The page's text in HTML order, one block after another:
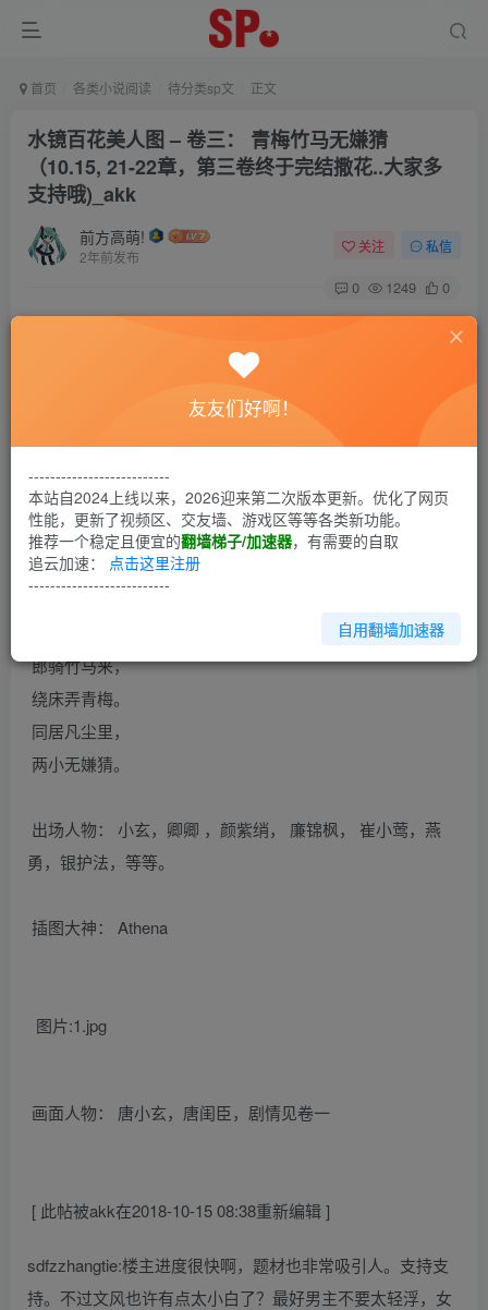
首页 各类小说阅读 待分类sp文 正文
水镜百花美人图 – 卷三： 青梅竹马无嫌猜
（10.15, 21-22章，第三卷终于完结撒花..大家多
支持哦)_akk
前方高萌!
2年前发布
关注 私信
0 1249 0
本站致力营造轻松、舒适的交友环境。
另有小说阅读站点，网罗包括训诫文、腐文在内的
全网书源。
第1回
郎骑竹马来，
绕床弄青梅。
同居凡尘里，
两小无嫌猜。
出场人物： 小玄，卿卿 ，颜紫绡， 廉锦枫， 崔小莺，燕
勇，银护法，等等。
插图大神： Athena
图片:1.jpg
画面人物： 唐小玄，唐闺臣，剧情见卷一
[ 此帖被akk在2018-10-15 08:38重新编辑 ]
sdfzzhangtie:楼主进度很快啊，题材也非常吸引人。支持支
持。不过文风也许有点太小白了？最好男主不要太轻浮，女
友友们好啊！
--------------------------
本站自2024上线以来，2026迎来第二次版本更新。优化了网页
性能，更新了视频区、交友墙、游戏区等等各类新功能。
推荐一个稳定且便宜的翻墙梯子/加速器，有需要的自取
追云加速： 点击这里注册
--------------------------
自用翻墙加速器